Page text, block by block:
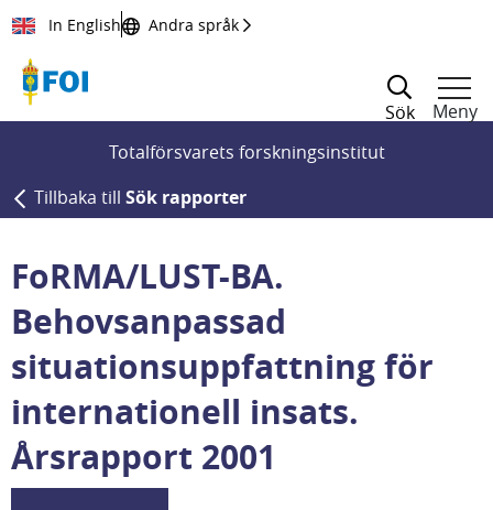
Till innehållet
In English Andra språk
Sök
Meny
Totalförsvarets forskningsinstitut
Tillbaka till Sök rapporter
FoRMA/LUST-BA.
Behovsanpassad
situationsuppfattning för
internationell insats.
Årsrapport 2001